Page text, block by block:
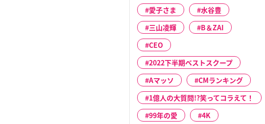
愛子さま
水谷豊
三山凌輝
B＆ZAI
CEO
2022下半期ベストスクープ
Aマッソ
CMランキング
1億人の大質問!?笑ってコラえて！
99年の愛
4K